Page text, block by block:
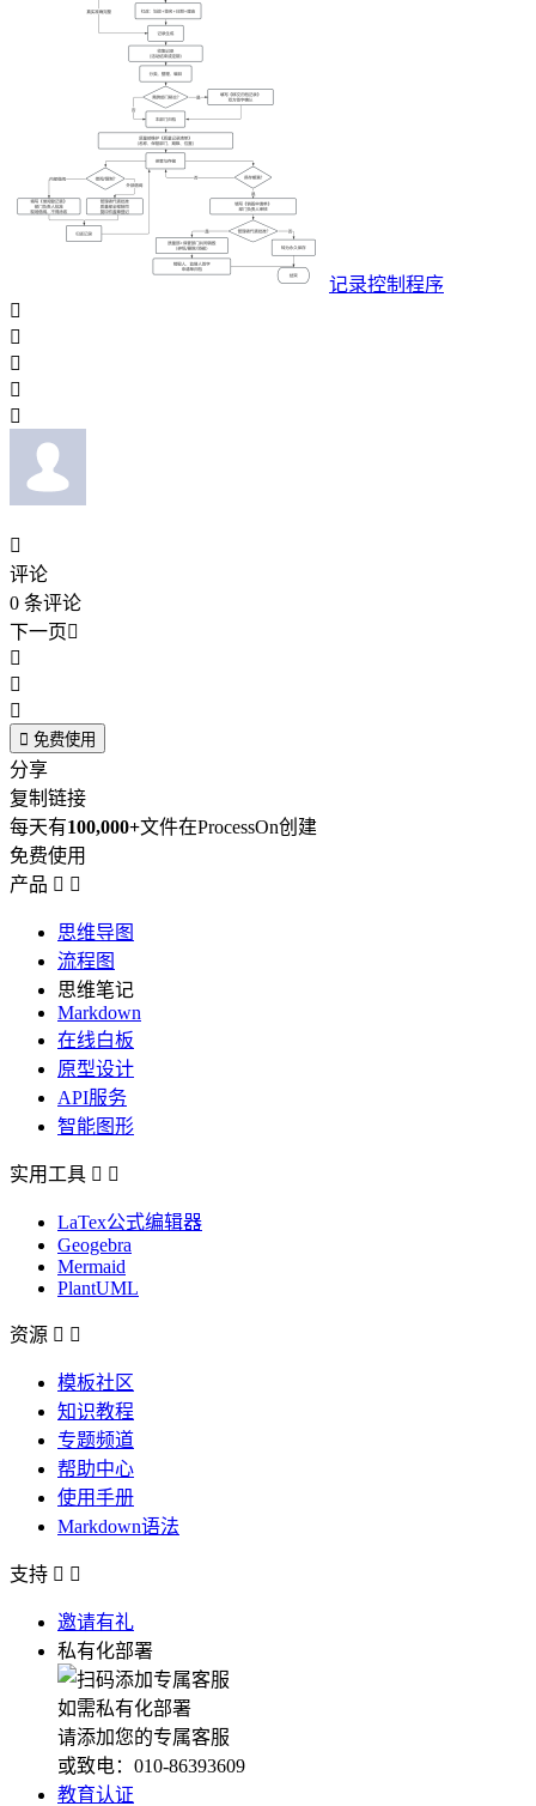
记录控制程序






评论
0 条评论
下一页



 免费使用
分享
复制链接
每天有100,000+文件在ProcessOn创建
免费使用
产品  
思维导图
流程图
思维笔记
Markdown
在线白板
原型设计
API服务
智能图形
实用工具  
LaTex公式编辑器
Geogebra
Mermaid
PlantUML
资源  
模板社区
知识教程
专题频道
帮助中心
使用手册
Markdown语法
支持  
邀请有礼
私有化部署
如需私有化部署
请添加您的专属客服
或致电：010-86393609
教育认证